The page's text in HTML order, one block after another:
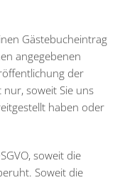
Gästebucheintrag
angegebenen
der
soweit Sie uns
haben oder
soweit die
Soweit die